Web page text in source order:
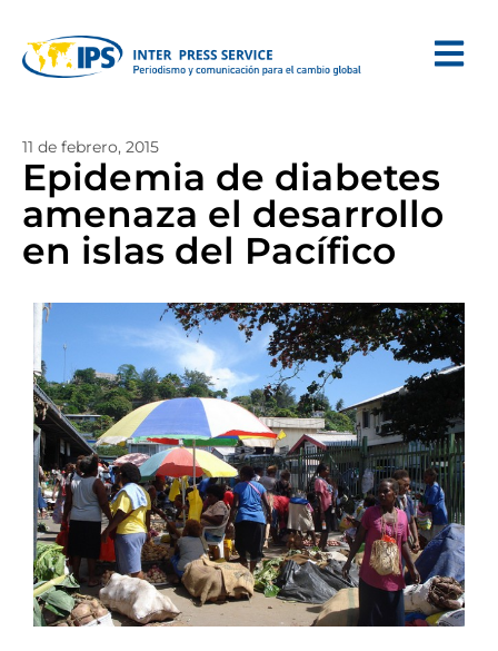
11 de febrero, 2015
Epidemia de diabetes
amenaza el desarrollo
en islas del Pacífico